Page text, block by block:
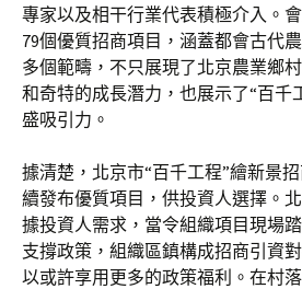
專家以及相干行業代表積極介入。
79個優質招商項目，涵蓋都會古代
多個範疇，不只展現了北京農業鄉
和奇特的成長潛力，也展示了“百千
盛吸引力。
據清楚，北京市“百千工程”繪新景
續發布優質項目，供投資人選擇。
據投資人需求，當令組織項目現場
支撐政策，組織區鎮構成招商引資
以或許享用更多的政策福利。在村